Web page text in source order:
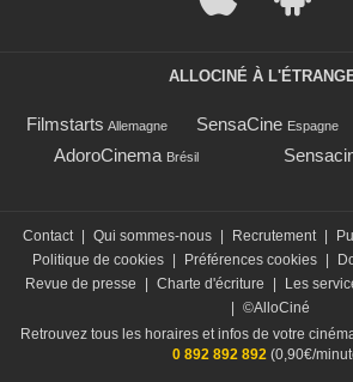
ALLOCINÉ À
Filmstarts Allemagne SensaCine Espagne
AdoroCinema Brésil
Contact Qui sommes-nous Recrutement
Politique de cookies
Préférences cookies
Revue de presse
Charte d'écriture Les
©AlloCiné
Retrouvez tous les horaires et infos de votre
0 892 892 892(0,90€/